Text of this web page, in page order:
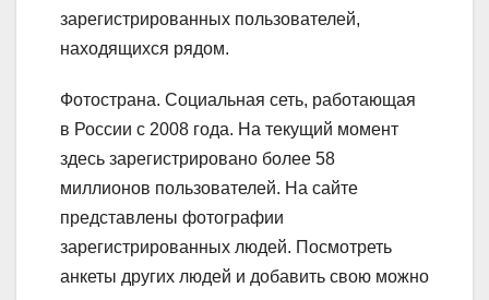
зарегистрированных пользователей,
находящихся рядом.
Фотострана. Социальная сеть, работающая
в России с 2008 года. На текущий момент
здесь зарегистрировано более 58
миллионов пользователей. На сайте
представлены фотографии
зарегистрированных людей. Посмотреть
анкеты других людей и добавить свою можно